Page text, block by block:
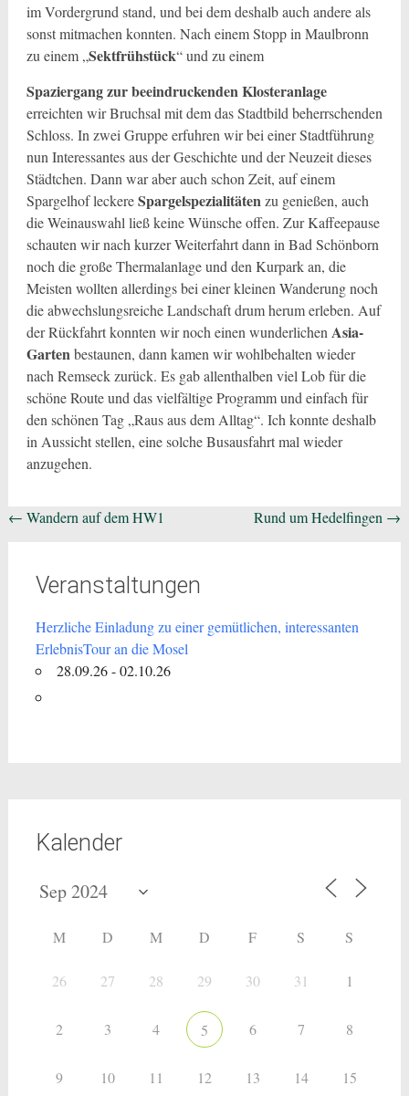
im Vordergrund stand, und bei dem deshalb auch andere als
sonst mitmachen konnten. Nach einem Stopp in Maulbronn
zu einem „Sektfrühstück“ und zu einem
Spaziergang zur beeindruckenden Klosteranlage
erreichten wir Bruchsal mit dem das Stadtbild beherrschenden
Schloss. In zwei Gruppe erfuhren wir bei einer Stadtführung
nun Interessantes aus der Geschichte und der Neuzeit dieses
Städtchen. Dann war aber auch schon Zeit, auf einem
Spargelhof leckereSpargelspezialitätenzu genießen, auch
die Weinauswahl ließ keine Wünsche offen. Zur Kaffeepause
schauten wir nach kurzer Weiterfahrt dann in Bad Schönborn
noch die große Thermalanlage und den Kurpark an, die
Meisten wollten allerdings bei einer kleinen Wanderung noch
die abwechslungsreiche Landschaft drum herum erleben. Auf
der Rückfahrt konnten wir noch einen wunderlichen Asia-
Gartenbestaunen, dann kamen wir wohlbehalten wieder
nach Remseck zurück. Es gab allenthalben viel Lob für die
schöne Route und das vielfältige Programm und einfach für
den schönen Tag „Raus aus dem Alltag“. Ich konnte deshalb
in Aussicht stellen, eine solche Busausfahrt mal wieder
anzugehen.
Beitragsnavigation
← Wandern auf dem HW1 Rund um Hedelfingen →
Veranstaltungen
Herzliche Einladung zu einer gemütlichen, interessanten
ErlebnisTour an die Mosel
28.09.26 - 02.10.26
Kalender
M D M D F S S
26 27 28 29 30 31 1
2 3 4 5 6 7 8
9 10 11 12 13 14 15